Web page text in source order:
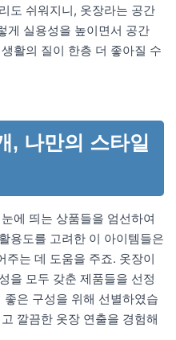
도 쉬워지니, 옷장라는 공간
게 실용성을 높이면서 공간
활의 질이 한층 더 좋아질 수
, 나만의 스타일
에 띄는 상품들을 엄선하여
용도를 고려한 이 아이템들은
주는 데 도움을 주죠. 옷장이
을 모두 갖춘 제품들을 선정
은 구성을 위해 선별하였습
깔끔한 옷장 연출을 경험해